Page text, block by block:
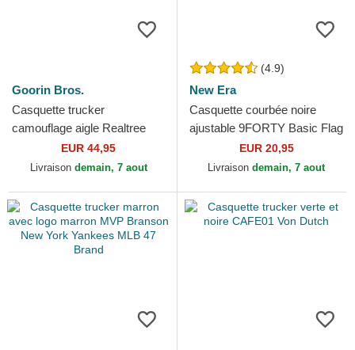
Goorin Bros.
Casquette trucker
camouflage aigle Realtree
Edge Represent Eagle The
Farm Goorin Bros.
EUR 44,95
Livraison demain, 7 aout
(4.9)
New Era
Casquette courbée noire
ajustable 9FORTY Basic Flag
EUR 20,95
Livraison demain, 7 aout